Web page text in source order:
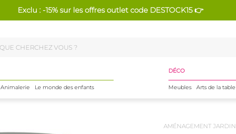
Exclu : -15% sur les offres outlet code DESTOCK15 👉
Animalerie Le monde des enfants
DÉCO
Meubles Arts de la table
AMÉNAGEMENT JARDIN